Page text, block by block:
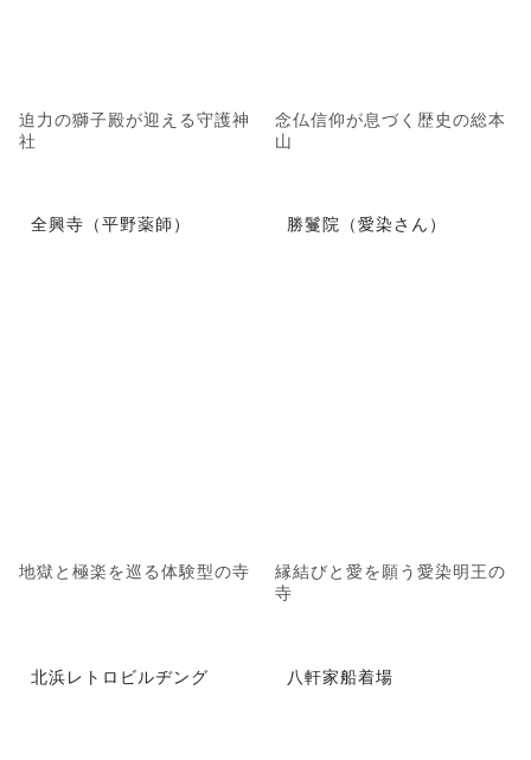
迫力の獅子殿が迎える守護神
社
念仏信仰が息づく歴史の総本
山
全興寺（平野薬師）
地獄と極楽を巡る体験型の寺
勝鬘院（愛染さん）
縁結びと愛を願う愛染明王の
寺
北浜レトロビルヂング 八軒家船着場